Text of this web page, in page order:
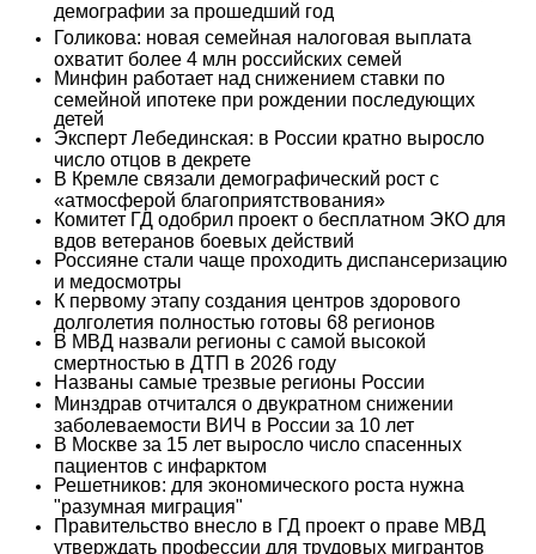
демографии за прошедший год
Голикова: новая семейная налоговая выплата
охватит более 4 млн российских семей
Минфин работает над снижением ставки по
семейной ипотеке при рождении последующих
детей
Эксперт Лебединская: в России кратно выросло
число отцов в декрете
В Кремле связали демографический рост с
«атмосферой благоприятствования»
Комитет ГД одобрил проект о бесплатном ЭКО для
вдов ветеранов боевых действий
Россияне стали чаще проходить диспансеризацию
и медосмотры
К первому этапу создания центров здорового
долголетия полностью готовы 68 регионов
В МВД назвали регионы с самой высокой
смертностью в ДТП в 2026 году
Названы самые трезвые регионы России
Минздрав отчитался о двукратном снижении
заболеваемости ВИЧ в России за 10 лет
В Москве за 15 лет выросло число спасенных
пациентов с инфарктом
Решетников: для экономического роста нужна
"разумная миграция"
Правительство внесло в ГД проект о праве МВД
утверждать профессии для трудовых мигрантов